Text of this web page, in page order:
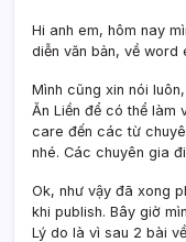
Hi anh em, hôm nay
diễn văn bản, về word
Mình cũng xin nói
Ăn Liền để có thể làm
care đến các từ
nhé. Các chuyên gia
Ok, như vậy đã xong
khi publish. Bây giờ
Lý do là vì sau 2 bài